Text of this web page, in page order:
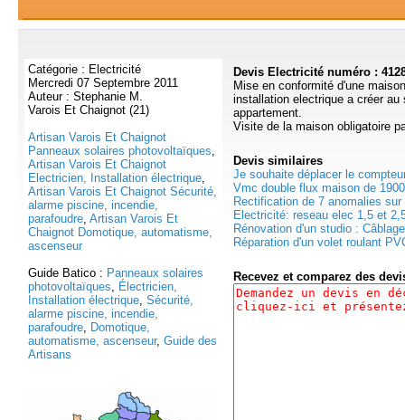
Catégorie : Electricité
Mercredi 07 Septembre 2011
Auteur : Stephanie M.
Varois Et Chaignot (21)
Artisan Varois Et Chaignot
Panneaux solaires photovoltaïques,
Artisan Varois Et Chaignot
Electricien, Installation électrique,
Artisan Varois Et Chaignot Sécurité,
alarme piscine, incendie,
parafoudre, Artisan Varois Et
Chaignot Domotique, automatisme,
ascenseur
Guide Batico : Panneaux solaires
photovoltaïques, Électricien,
Installation électrique, Sécurité,
alarme piscine, incendie,
parafoudre, Domotique,
automatisme, ascenseur, Guide des
Artisans
Devis Electricité numéro :
Mise en conformité d'une
installation electrique a créer au
appartement.
Visite de la maison obligatoire
Devis similaires
Je souhaite déplacer le
Vmc double flux maison de
Rectification de 7 anomalies
Electricité: reseau elec 1,5 et
Rénovation d'un studio :
Réparation d'un volet roulant
Recevez et comparez des